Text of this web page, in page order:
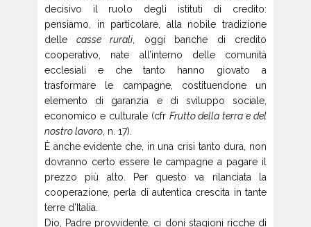
decisivo il ruolo degli istituti di credito:
pensiamo, in particolare, alla nobile tradizione
delle casse rurali , oggi banche di credito
cooperativo, nate all’interno delle comunità
ecclesiali e che tanto hanno giovato a
trasformare le campagne, costituendone un
elemento di garanzia e di sviluppo sociale,
economico e culturale (cfr Frutto della terra e del
nostro lavoro , n. 17).
È anche evidente che, in una crisi tanto dura, non
dovranno certo essere le campagne a pagare il
prezzo più alto. Per questo va rilanciata la
cooperazione, perla di autentica crescita in tante
terre d’Italia.
Dio, Padre provvidente, ci doni stagioni ricche di